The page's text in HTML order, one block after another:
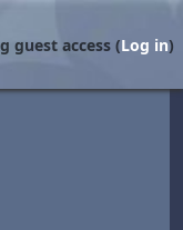
guest access (Log in)